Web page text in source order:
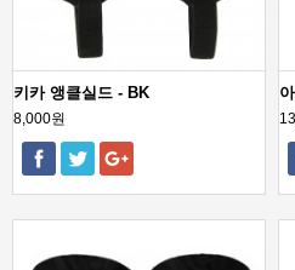
키카 앵클실드 - BK
8,000원